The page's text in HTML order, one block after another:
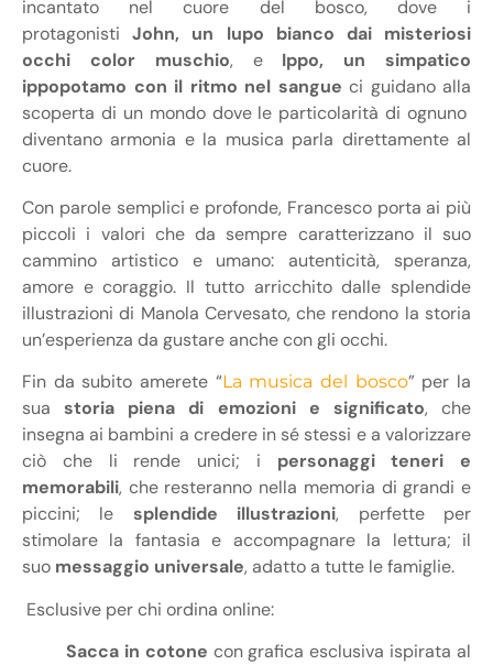
incantato nel cuore del bosco, dove i
protagonistiJohn, un lupo bianco dai misteriosi
occhi color muschio, e Ippo, un simpatico
ippopotamo con il ritmo nel sangue ci guidano alla
scoperta di un mondo dove le particolarità di ognuno
diventano armonia e la musica parla direttamente al
cuore.
Con parole semplici e profonde, Francesco porta ai più
piccoli i valori che da sempre caratterizzano il suo
cammino artistico e umano: autenticità, speranza,
amore e coraggio. Il tutto arricchito dalle splendide
illustrazioni di Manola Cervesato, che rendono la storia
un’esperienza da gustare anche con gli occhi.
Fin da subito amerete “La musica del bosco” per la
suastoria piena di emozioni e significato, che
insegna ai bambini a credere in sé stessi e a valorizzare
ciò che li rende unici; i personaggi teneri e
memorabili, che resteranno nella memoria di grandi e
piccini; le splendide illustrazioni, perfette per
stimolare la fantasia e accompagnare la lettura; il
suo messaggio universale, adatto a tutte le famiglie.
Esclusive per chi ordina online:
Sacca in cotone con grafica esclusiva ispirata al